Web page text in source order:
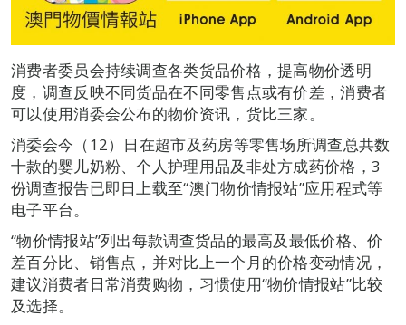
消费者委员会持续调查各类货品价格，提高物价透明
度，调查反映不同货品在不同零售点或有价差，消费者
可以使用消委会公布的物价资讯，货比三家。
消委会今（12）日在超市及药房等零售场所调查总共数
十款的婴儿奶粉、个人护理用品及非处方成药价格，3
份调查报告已即日上载至“澳门物价情报站”应用程式等
电子平台。
“物价情报站”列出每款调查货品的最高及最低价格、价
差百分比、销售点，并对比上一个月的价格变动情况，
建议消费者日常消费购物，习惯使用“物价情报站”比较
及选择。